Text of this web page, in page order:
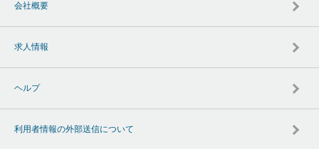
会社概要
求人情報
ヘルプ
利用者情報の外部送信について